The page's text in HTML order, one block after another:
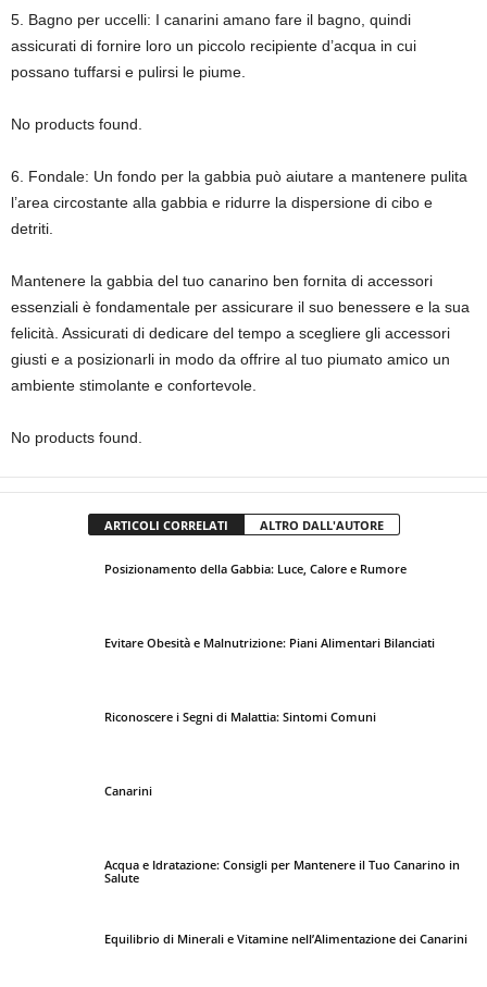
5. Bagno per uccelli: I canarini amano fare il bagno, quindi
assicurati di fornire loro un piccolo recipiente d’acqua in cui
possano tuffarsi e pulirsi le piume.
No products found.
6. Fondale: Un fondo per la gabbia può aiutare a mantenere pulita
l’area circostante alla gabbia e ridurre la dispersione di cibo e
detriti.
Mantenere la gabbia del tuo canarino ben fornita di accessori
essenziali è fondamentale per assicurare il suo benessere e la sua
felicità. Assicurati di dedicare del tempo a scegliere gli accessori
giusti e a posizionarli in modo da offrire al tuo piumato amico un
ambiente stimolante e confortevole.
No products found.
ARTICOLI CORRELATI ALTRO DALL'AUTORE
Posizionamento della Gabbia: Luce, Calore e Rumore
Evitare Obesità e Malnutrizione: Piani Alimentari Bilanciati
Riconoscere i Segni di Malattia: Sintomi Comuni
Canarini
Acqua e Idratazione: Consigli per Mantenere il Tuo Canarino in
Salute
Equilibrio di Minerali e Vitamine nell’Alimentazione dei Canarini